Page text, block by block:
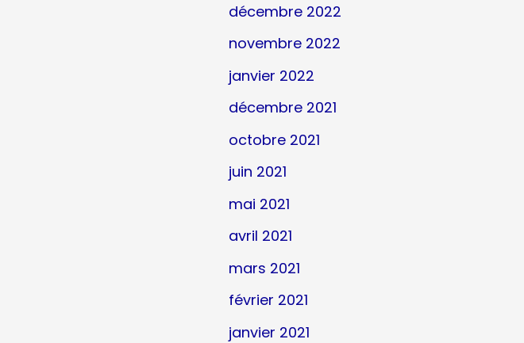
décembre 2022
novembre 2022
janvier 2022
décembre 2021
octobre 2021
juin 2021
mai 2021
avril 2021
mars 2021
février 2021
janvier 2021